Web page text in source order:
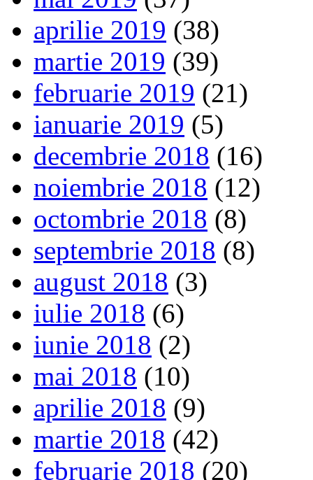
aprilie 2019 (38)
martie 2019 (39)
februarie 2019 (21)
ianuarie 2019 (5)
decembrie 2018 (16)
noiembrie 2018 (12)
octombrie 2018 (8)
septembrie 2018 (8)
august 2018 (3)
iulie 2018 (6)
iunie 2018 (2)
mai 2018 (10)
aprilie 2018 (9)
martie 2018 (42)
februarie 2018 (20)